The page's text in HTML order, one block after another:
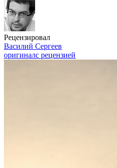
Рецензировал
Василий Сергеев
оригиналс рецензией